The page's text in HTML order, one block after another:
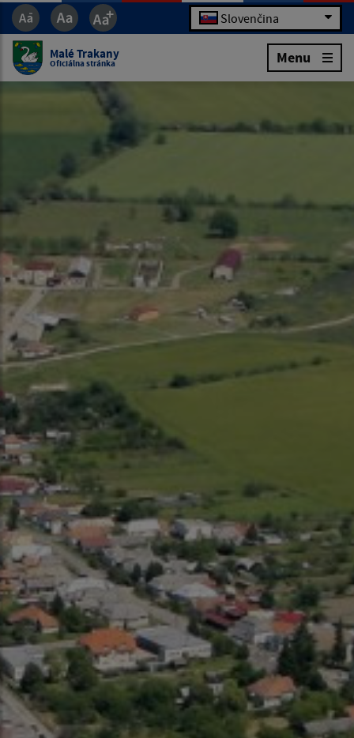
Slovenčina
Malé Trakany
Oficiálna stránka Menu